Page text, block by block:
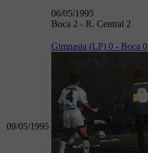
06/05/1995
Boca 2 - R. Central 2
09/05/1995
Gimnasia (LP) 0 - Boca 0